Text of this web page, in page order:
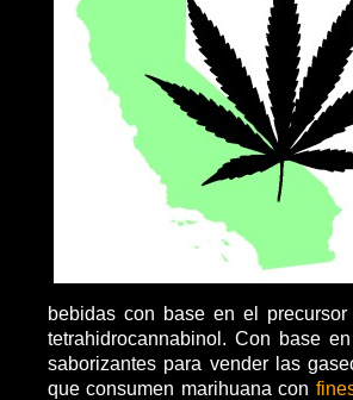
bebidas con base en el
tetrahidrocannabinol. Con base
saborizantes para vender las
que consumen marihuana con